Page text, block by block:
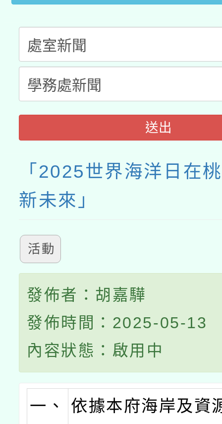
接種之民眾」措施，延
月28日止
送出
「2025世界海洋日在
新未來」
活動
發佈者：胡嘉驊
發佈時間：2025-05-13
內容狀態：啟用中
一、 依據本府海岸及資